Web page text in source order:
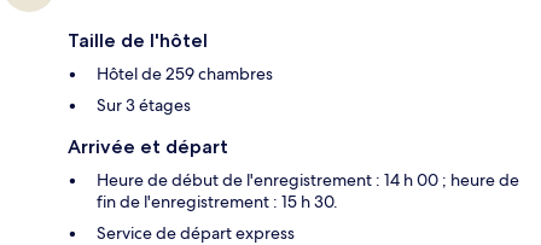
Taille de l'hôtel
Hôtel de 259 chambres
Sur 3 étages
Arrivée et départ
Heure de début de l'enregistrement : 14 h 00 ; heure de
fin de l'enregistrement : 15 h 30.
Service de départ express